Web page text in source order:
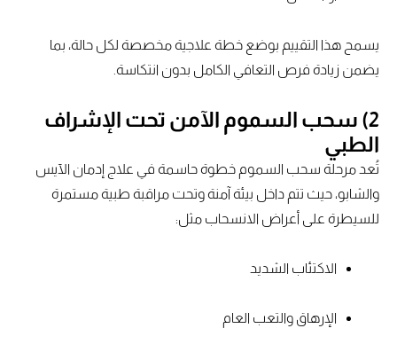
يسمح هذا التقييم بوضع خطة علاجية مخصصة لكل حالة، بما
يضمن زيادة فرص التعافي الكامل بدون انتكاسة.
2) سحب السموم الآمن تحت الإشراف
الطبي
تُعد مرحلة سحب السموم خطوة حاسمة في علاج إدمان الآيس
والشابو، حيث تتم داخل بيئة آمنة وتحت مراقبة طبية مستمرة
للسيطرة على أعراض الانسحاب مثل:
الاكتئاب الشديد
الإرهاق والتعب العام